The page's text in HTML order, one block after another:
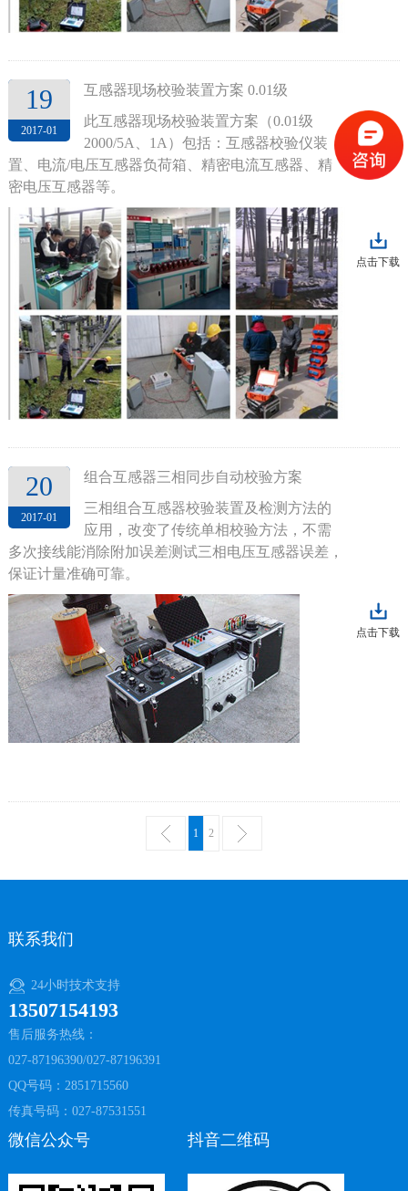
点击下载
19
2017-01
互感器现场校验装置方案 0.01级
此互感器现场校验装置方案（0.01级
2000/5A、1A）包括：互感器校验仪装
置、电流/电压互感器负荷箱、精密电流互感器、精
密电压互感器等。
点击下载
20
2017-01
组合互感器三相同步自动校验方案
三相组合互感器校验装置及检测方法的
应用，改变了传统单相校验方法，不需
多次接线能消除附加误差测试三相电压互感器误差，
保证计量准确可靠。
1 2
联系我们
24小时技术支持
13507154193
售后服务热线：
027-87196390/027-87196391
QQ号码：2851715560
传真号码：027-87531551
微信公众号 抖音二维码